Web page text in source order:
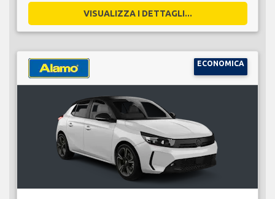
VISUALIZZA I DETTAGLI...
ECONOMICA